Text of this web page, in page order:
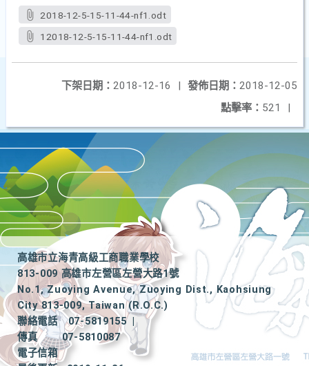
2018-12-5-15-11-44-nf1.odt
12018-12-5-15-11-44-nf1.odt
發佈日期： 2018-12-05
下架日期： 2018-12-16
|
點擊率： 521 |
高雄市立海青高級工商職業學校
813-009 高雄市左營區左營大路1號
No.1, Zuoying Avenue, Zuoying Dist., Kaohsiung
City 813-009, Taiwan (R.O.C.)
聯絡電話
07-5819155
|
傳真
07-5810087
電子信箱